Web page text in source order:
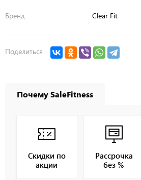
Бренд Clear Fit
Поделиться
Почему SaleFitness
Скидки по
акции
Рассрочка
без %